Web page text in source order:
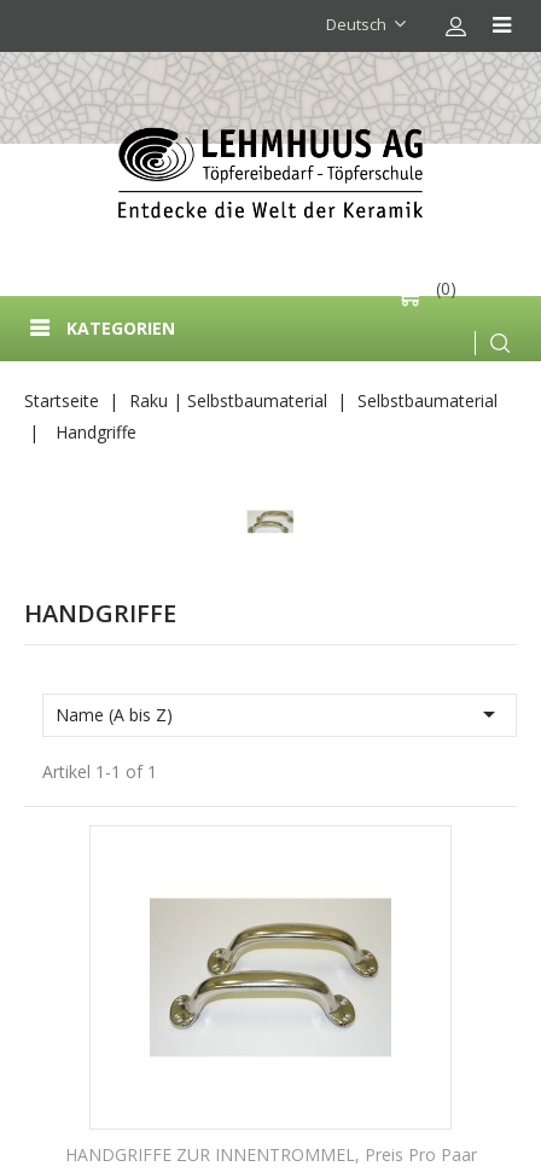
Deutsch
(0)
KATEGORIEN
Startseite Raku | Selbstbaumaterial
Selbstbaumaterial
Handgriffe
HANDGRIFFE
Name (A bis Z) 
Artikel 1-1 of 1
HANDGRIFFE ZUR INNENTROMMEL, Preis Pro Paar